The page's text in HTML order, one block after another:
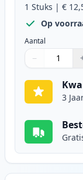
1 Stuks | €
Op
Aantal
Gebruik de
− 1
3